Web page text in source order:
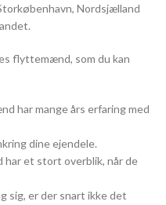
Nordsjælland
flyttemænd, som du kan
har mange års erfaring med
dine ejendele.
et stort overblik, når de
sig, er der snart ikke det